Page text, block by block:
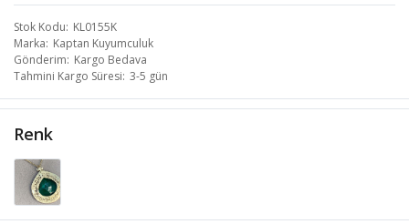
Stok Kodu KL0155K
Marka Kaptan Kuyumculuk
Gönderim Kargo Bedava
Tahmini Kargo Süresi 3-5 gün
Renk